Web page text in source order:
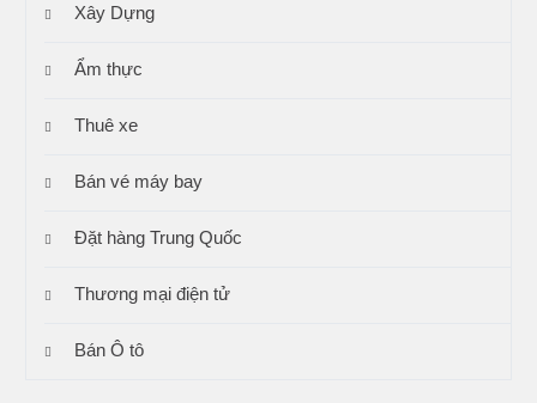
Xây Dựng
Ẩm thực
Thuê xe
Bán vé máy bay
Đặt hàng Trung Quốc
Thương mại điện tử
Bán Ô tô